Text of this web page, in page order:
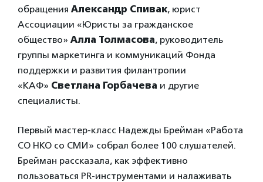
обращения Александр Спивак, юрист
Ассоциации «Юристы за гражданское
общество» Алла Толмасова, руководитель
группы маркетинга и коммуникаций Фонда
поддержки и развития филантропии
«КАФ» Светлана Горбачева и другие
специалисты.
Первый мастер-класс Надежды Брейман «Работа
СО НКО со СМИ» собрал более 100 слушателей.
Брейман рассказала, как эффективно
пользоваться PR-инструментами и налаживать